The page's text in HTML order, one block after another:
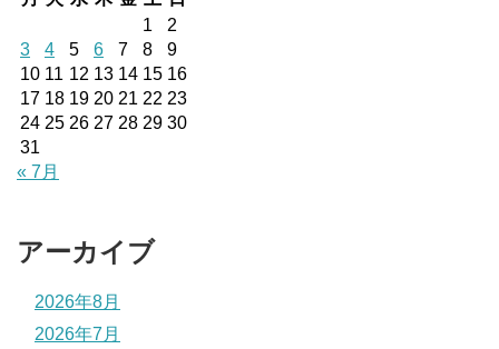
1
2
3
4 5 6 7 8
9
10 11 12 13 14 15 16
17 18 19 20 21 22 23
24 25 26 27 28 29 30
31
« 7月
アーカイブ
2026年8月
2026年7月